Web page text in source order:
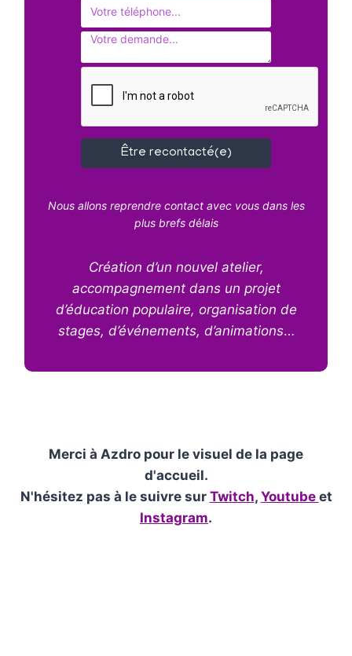
Être recontacté(e)
Nous allons reprendre contact avec vous dans les
plus brefs délais
Création d’un nouvel atelier,
accompagnement dans un projet
d’éducation populaire, organisation de
stages, d’événements, d’animations…
Merci à Azdro pour le visuel de la page
d'accueil.
N'hésitez pas à le suivre sur Twitch, Youtube et
Instagram.